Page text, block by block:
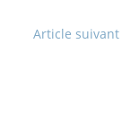
Article suivant